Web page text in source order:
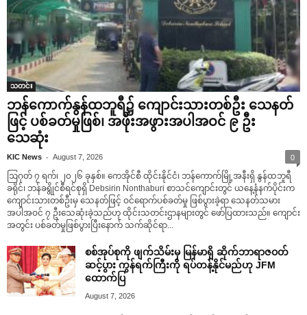
သတင်း
ဘန်ကောက်နွန်ထဘူရီ၌ ကျောင်းသားတစ်ဦး သေနတ်
ဖြင့် ပစ်ခတ်မှုဖြစ်၊ အဖိုးအဖွားအပါအဝင် ၉ ဦး
သေဆုံး
KIC News - August 7, 2026 0
ဩဂုတ် ၇ ရက်၊ ၂၀၂၆ ခုနှစ်။ ကေအိုင်စီ ထိုင်းနိုင်ငံ၊ ဘန်ကောက်မြို့အနီးရှိ နွန်ထဘူရီ
ခရိုင်၊ ဘန်ခရွိုင်စီရင်စုရှိ Debsirin Nonthaburi စာသင်ကျောင်းတွင် ယနေ့နံနက်ပိုင်းက
ကျောင်းသားတစ်ဦးမှ သေနတ်ဖြင့် ဝင်ရောက်ပစ်ခတ်မှု ဖြစ်ပွားခဲ့ရာ သေနတ်သမား
အပါအဝင် ၇ ဦးသေဆုံးခဲ့သည်ဟု ထိုင်းသတင်းဌာနများတွင် ဖော်ပြထားသည်။ ကျောင်း
အတွင်း ပစ်ခတ်မှုဖြစ်ပွားပြီးနောက် သက်ဆိုင်ရာ...
စစ်အုပ်စုကို ဖျက်သိမ်းမှ မြန်မာရှိ ဆိုက်ဘာရာဇဝတ်
ဆင့်ပွား ကွန်ရက်ကြီးကို ရပ်တန့်နိုင်မည်ဟု JFM
ထောက်ပြ
August 7, 2026